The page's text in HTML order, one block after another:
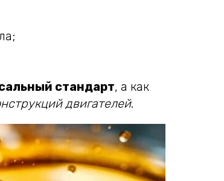
стандарт, а как
двигателей.